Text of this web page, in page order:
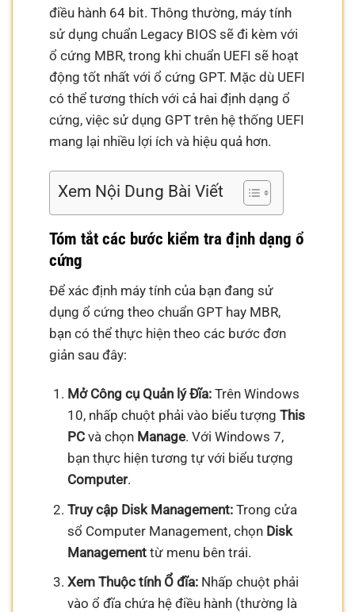
điều hành 64 bit. Thông thường, máy tính
sử dụng chuẩn Legacy BIOS sẽ đi kèm với
ổ cứng MBR, trong khi chuẩn UEFI sẽ hoạt
động tốt nhất với ổ cứng GPT. Mặc dù UEFI
có thể tương thích với cả hai định dạng ổ
cứng, việc sử dụng GPT trên hệ thống UEFI
mang lại nhiều lợi ích và hiệu quả hơn.
Xem Nội Dung Bài Viết
Tóm tắt các bước kiểm tra định dạng ổ
cứng
Để xác định máy tính của bạn đang sử
dụng ổ cứng theo chuẩn GPT hay MBR,
bạn có thể thực hiện theo các bước đơn
giản sau đây:
Mở Công cụ Quản lý Đĩa:Trên Windows
10, nhấp chuột phải vào biểu tượng This
PCvà chọn Manage. Với Windows 7,
bạn thực hiện tương tự với biểu tượng
Computer.
Truy cập Disk Management:Trong cửa
sổ Computer Management, chọn Disk
Managementtừ menu bên trái.
Xem Thuộc tính Ổ đĩa:Nhấp chuột phải
vào ổ đĩa chứa hệ điều hành (thường là